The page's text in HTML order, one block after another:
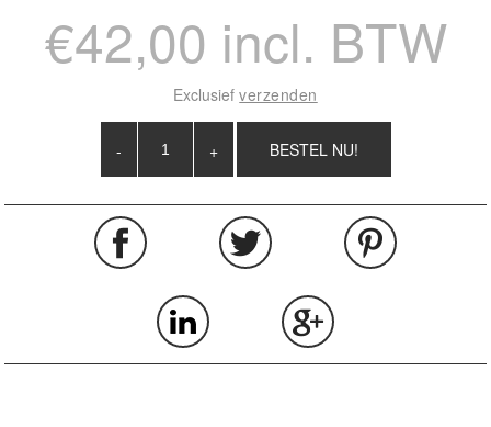
€42,00 incl. BTW
Exclusiefverzenden
- +